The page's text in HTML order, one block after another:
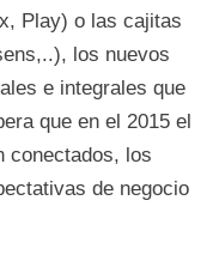
Play) o las cajitas
los nuevos
e integrales que
que en el 2015 el
conectados, los
de negocio